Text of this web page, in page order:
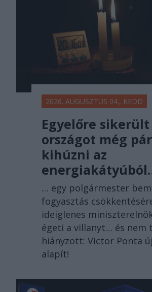
2026. AUGUSZTUS 04., KEDD
Egyelőre sikerült
országot még
kihúzni az
… egy polgármester
fogyasztás
ideiglenes
égeti a villanyt… és nem
hiányzott: Victor Ponta
alapít!